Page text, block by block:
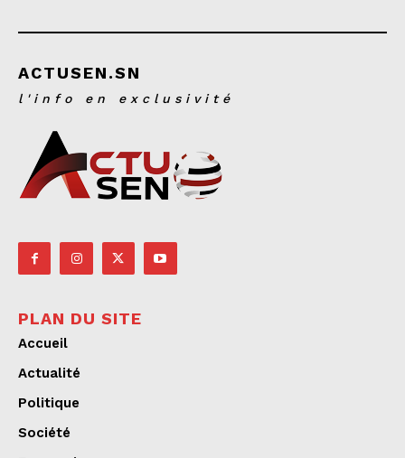
ACTUSEN.SN
l'info en exclusivité
PLAN DU SITE
Accueil
Actualité
Politique
Société